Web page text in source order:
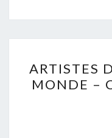
ARTISTES
MONDE –